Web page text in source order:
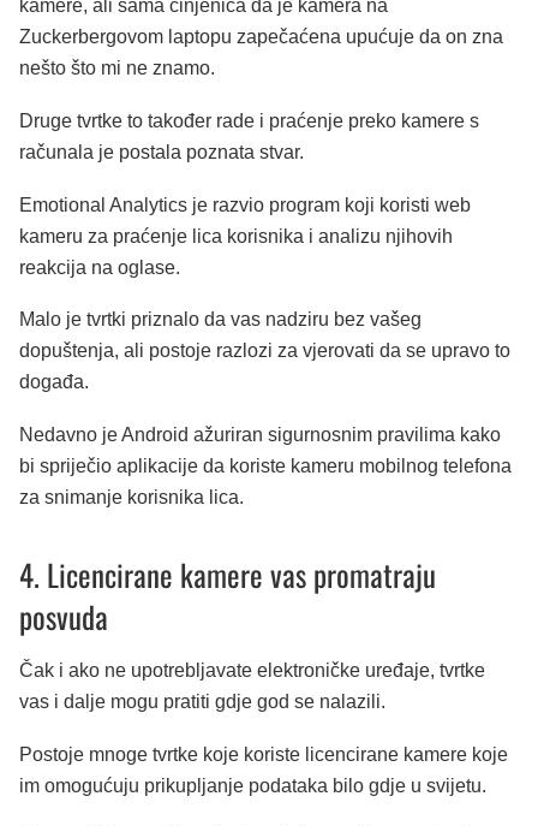
kamere, ali sama činjenica da je kamera na
Zuckerbergovom laptopu zapečaćena upućuje da on zna
nešto što mi ne znamo.
Druge tvrtke to također rade i praćenje preko kamere s
računala je postala poznata stvar.
Emotional Analytics je razvio program koji koristi web
kameru za praćenje lica korisnika i analizu njihovih
reakcija na oglase.
Malo je tvrtki priznalo da vas nadziru bez vašeg
dopuštenja, ali postoje razlozi za vjerovati da se upravo to
događa.
Nedavno je Android ažuriran sigurnosnim pravilima kako
bi spriječio aplikacije da koriste kameru mobilnog telefona
za snimanje korisnika lica.
4. Licencirane kamere vas promatraju
posvuda
Čak i ako ne upotrebljavate elektroničke uređaje, tvrtke
vas i dalje mogu pratiti gdje god se nalazili.
Postoje mnoge tvrtke koje koriste licencirane kamere koje
im omogućuju prikupljanje podataka bilo gdje u svijetu.